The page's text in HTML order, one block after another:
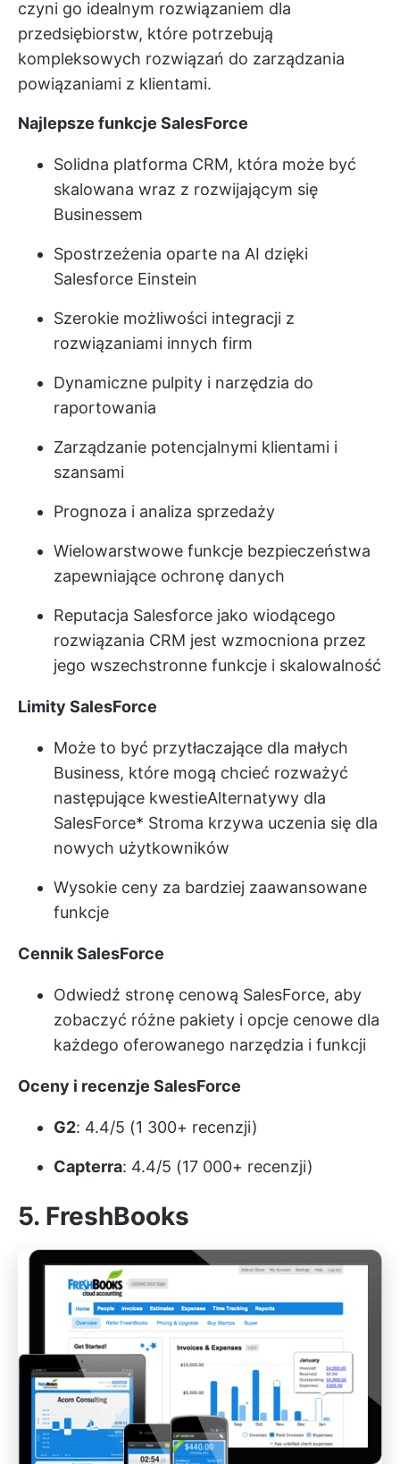
czyni go idealnym rozwiązaniem dla
przedsiębiorstw, które potrzebują
kompleksowych rozwiązań do zarządzania
powiązaniami z klientami.
Najlepsze funkcje SalesForce
Solidna platforma CRM, która może być
skalowana wraz z rozwijającym się
Businessem
Spostrzeżenia oparte na AI dzięki
Salesforce Einstein
Szerokie możliwości integracji z
rozwiązaniami innych firm
Dynamiczne pulpity i narzędzia do
raportowania
Zarządzanie potencjalnymi klientami i
szansami
Prognoza i analiza sprzedaży
Wielowarstwowe funkcje bezpieczeństwa
zapewniające ochronę danych
Reputacja Salesforce jako wiodącego
rozwiązania CRM jest wzmocniona przez
jego wszechstronne funkcje i skalowalność
Limity SalesForce
Może to być przytłaczające dla małych
Business, które mogą chcieć rozważyć
następujące kwestieAlternatywy dla
SalesForce* Stroma krzywa uczenia się dla
nowych użytkowników
Wysokie ceny za bardziej zaawansowane
funkcje
Cennik SalesForce
Odwiedź stronę cenową SalesForce, aby
zobaczyć różne pakiety i opcje cenowe dla
każdego oferowanego narzędzia i funkcji
Oceny i recenzje SalesForce
G2: 4.4/5 (1 300+ recenzji)
Capterra: 4.4/5 (17 000+ recenzji)
5. FreshBooks